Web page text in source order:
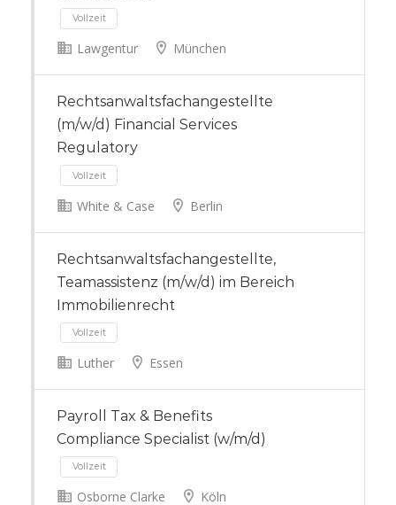
Vollzeit
Lawgentur München
Rechtsanwaltsfachangestellte
(m/w/d) Financial Services
Regulatory
Vollzeit
White & Case Berlin
Rechtsanwaltsfachangestellte,
Teamassistenz (m/w/d) im Bereich
Immobilienrecht
Vollzeit
Luther Essen
Payroll Tax & Benefits
Compliance Specialist (w/m/d)
Osborne Clarke Köln